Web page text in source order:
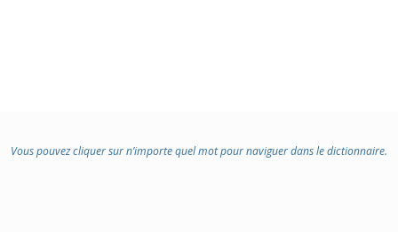
Vous pouvez cliquer sur n’importe quel mot pour naviguer dans le dictionnaire.